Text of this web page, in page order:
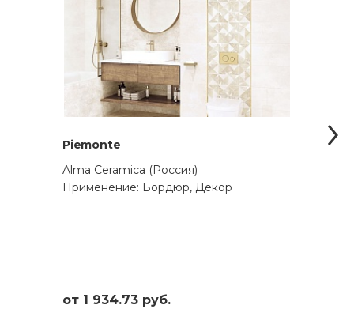
Piemonte
Alma Ceramica (Россия)
Применение: Бордюр, Декор
от 1 934.73 руб.